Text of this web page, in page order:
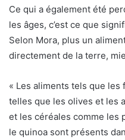
Ce qui a également été
les âges, c’est ce que
Selon Mora, plus un
directement de la terre,
« Les aliments tels que
telles que les olives et les
et les céréales comme les
le quinoa sont présents